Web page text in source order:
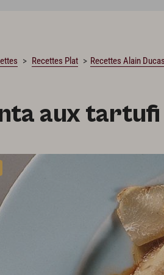
Recettes Plat Recettes Alain
aux tartufi